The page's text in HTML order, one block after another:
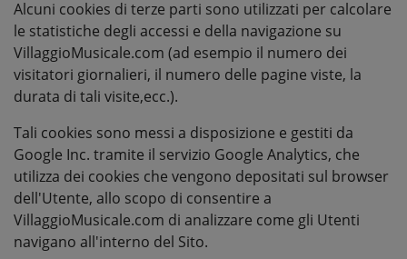
Alcuni cookies di terze parti sono utilizzati per calcolare
le statistiche degli accessi e della navigazione su
VillaggioMusicale.com (ad esempio il numero dei
visitatori giornalieri, il numero delle pagine viste, la
durata di tali visite,ecc.).
Tali cookies sono messi a disposizione e gestiti da
Google Inc. tramite il servizio Google Analytics, che
utilizza dei cookies che vengono depositati sul browser
dell'Utente, allo scopo di consentire a
VillaggioMusicale.com di analizzare come gli Utenti
navigano all'interno del Sito.